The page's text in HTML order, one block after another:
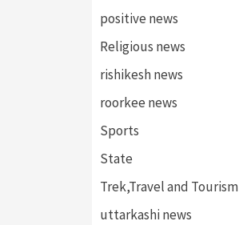
positive news
Religious news
rishikesh news
roorkee news
Sports
State
Trek,Travel and Tourism
uttarkashi news